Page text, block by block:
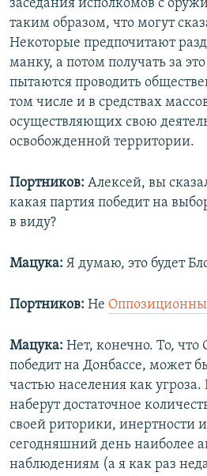
заседания исполкомов с
таким образом, что могут
Некоторые предпочитают
манку, а потом получать за
пытаются проводить
том числе и в средствах
осуществляющих свою
освобожденной территории.
Портников: Алексей, вы
какая партия победит на
в виду?
Мацука: Я думаю, это будет
Портников: Не
Мацука: Нет, конечно. То,
победит на Донбассе, может
частью населения как угроза.
наберут достаточное
своей риторики, инертности
сегодняшний день наиболее
наблюдениям (а я как раз